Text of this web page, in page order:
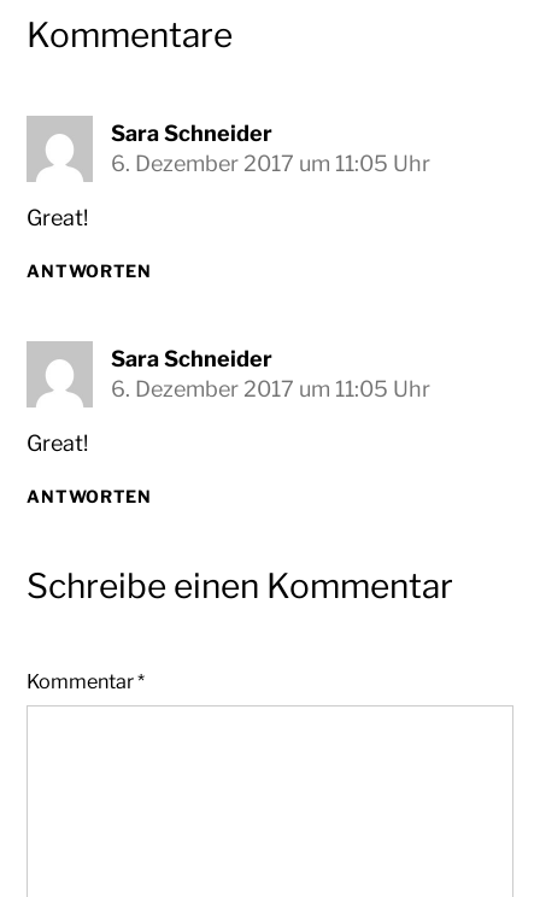
Kommentare
Sara Schneider
6. Dezember 2017 um 11:05 Uhr
Great!
ANTWORTEN
Sara Schneider
6. Dezember 2017 um 11:05 Uhr
Great!
ANTWORTEN
Schreibe einen Kommentar
Kommentar*